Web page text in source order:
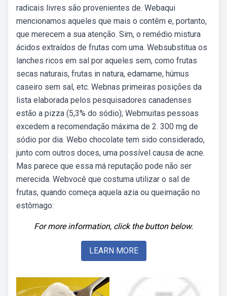
radicais livres são provenientes de. Webaqui
mencionamos aqueles que mais o contêm e, portanto,
que merecem a sua atenção. Sim, o remédio mistura
ácidos extraídos de frutas com uma. Websubstitua os
lanches ricos em sal por aqueles sem, como frutas
secas naturais, frutas in natura, edamame, húmus
caseiro sem sal, etc. Webnas primeiras posições da
lista elaborada pelos pesquisadores canadenses
estão a pizza (5,3% do sódio); Webmuitas pessoas
excedem a recomendação máxima de 2. 300 mg de
sódio por dia. Webo chocolate tem sido considerado,
junto com outros doces, uma possível causa de acne.
Mas parece que essa má reputação pode não ser
merecida. Webvocê que costuma utilizar o sal de
frutas, quando começa aquela azia ou queimação no
estômago:
For more information, click the button below.
LEARN MORE